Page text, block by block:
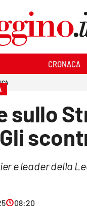
CRONACA
sullo
e leader della
08:20